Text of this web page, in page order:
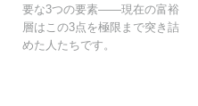
要な3つの要素――現在の富裕
層はこの3点を極限まで突き詰
めた人たちです。